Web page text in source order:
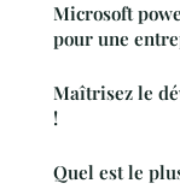
Microsoft
pour une
Maîtrisez le
!
Quel est le